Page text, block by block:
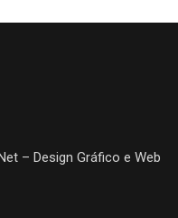
– Design Gráfico e Web